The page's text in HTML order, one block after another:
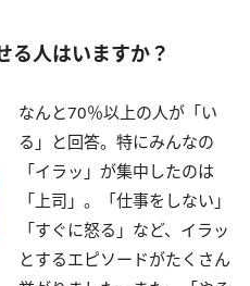
人はいますか？
なんと70％以上の人が「い
る」と回答。特にみんなの
「イラッ」が集中したのは
「上司」。「仕事をしない」
「すぐに怒る」など、イラッ
とするエピソードがたくさん